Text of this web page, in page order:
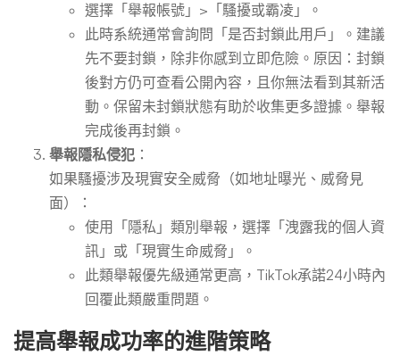
選擇「舉報帳號」>「騷擾或霸凌」。
此時系統通常會詢問「是否封鎖此用戶」。建議
先不要封鎖，除非你感到立即危險。原因：封鎖
後對方仍可查看公開內容，且你無法看到其新活
動。保留未封鎖狀態有助於收集更多證據。舉報
完成後再封鎖。
舉報隱私侵犯 ：
如果騷擾涉及現實安全威脅（如地址曝光、威脅見
面）：
使用「隱私」類別舉報，選擇「洩露我的個人資
訊」或「現實生命威脅」。
此類舉報優先級通常更高，TikTok承諾24小時內
回覆此類嚴重問題。
提高舉報成功率的進階策略